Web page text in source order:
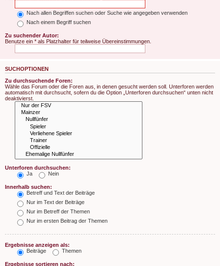
Nach allen Begriffen suchen oder Suche wie angegeben verwenden
Nach einem Begriff suchen
Zu suchender Autor:
Benutze ein * als Platzhalter für teilweise Übereinstimmungen.
SUCHOPTIONEN
Zu durchsuchende Foren:
Wähle das Forum oder die Foren aus, in denen gesucht werden soll. Unterforen werden
automatisch mit durchsucht, sofern du die Option „Unterforen durchsuchen“ unten nicht
deaktivierst.
Unterforen durchsuchen:
Ja
Nein
Innerhalb suchen:
Betreff und Text der Beiträge
Nur im Text der Beiträge
Nur im Betreff der Themen
Nur im ersten Beitrag der Themen
Ergebnisse anzeigen als:
Beiträge
Themen
Ergebnisse sortieren nach: